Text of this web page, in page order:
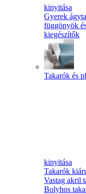
kinyitása
Gyerek
függönyök
kiegészítők
Takarók és
kinyitása
Takarók
Vastag akril
Bolyhos